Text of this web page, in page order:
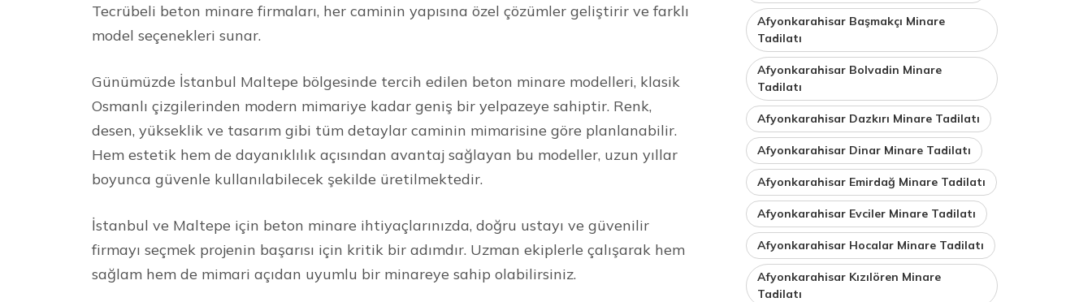
Tecrübeli beton minare firmaları, her caminin yapısına özel çözümler geliştirir ve farklı
model seçenekleri sunar.
Günümüzde İstanbul Maltepe bölgesinde tercih edilen beton minare modelleri, klasik
Osmanlı çizgilerinden modern mimariye kadar geniş bir yelpazeye sahiptir. Renk,
desen, yükseklik ve tasarım gibi tüm detaylar caminin mimarisine göre planlanabilir.
Hem estetik hem de dayanıklılık açısından avantaj sağlayan bu modeller, uzun yıllar
boyunca güvenle kullanılabilecek şekilde üretilmektedir.
İstanbul ve Maltepe için beton minare ihtiyaçlarınızda, doğru ustayı ve güvenilir
firmayı seçmek projenin başarısı için kritik bir adımdır. Uzman ekiplerle çalışarak hem
sağlam hem de mimari açıdan uyumlu bir minareye sahip olabilirsiniz.
Afyonkarahisar Başmakçı Minare
Tadilatı
Afyonkarahisar Bolvadin Minare
Tadilatı
Afyonkarahisar Dazkırı Minare Tadilatı
Afyonkarahisar Dinar Minare Tadilatı
Afyonkarahisar Emirdağ Minare Tadilatı
Afyonkarahisar Evciler Minare Tadilatı
Afyonkarahisar Hocalar Minare Tadilatı
Afyonkarahisar Kızılören Minare
Tadilatı